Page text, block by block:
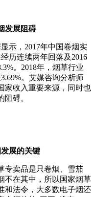
发展阻碍
示，2017年中国卷烟实
历连续两年回落及2016
。2018年，烟草行业
。艾媒咨询分析师
家收入重要来源，同时也
碍。
展的关键
卖品是只卷烟、雪茄
不在其中，所以国家烟草
和法令，大多数电子烟还